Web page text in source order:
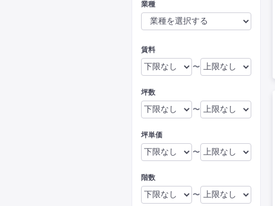
業種
賃料
〜
坪数
〜
坪単価
〜
階数
〜